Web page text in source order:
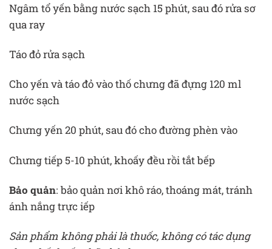
Ngâm tổ yến bằng nước sạch 15 phút, sau đó rửa sơ
qua ray
Táo đỏ rửa sạch
Cho yến và táo đỏ vào thố chưng đã đựng 120 ml
nước sạch
Chưng yến 20 phút, sau đó cho đường phèn vào
Chưng tiếp 5-10 phút, khoấy đều rồi tắt bếp
Bảo quản: bảo quản nơi khô ráo, thoáng mát, tránh
ánh nắng trực iếp
Sản phẩm không phải là thuốc, không có tác dụng